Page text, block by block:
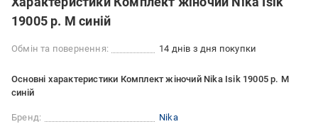
19005 р. M синій
Обмін та повернення: 14 днів з дня покупки
Основні характеристики Комплект жіночий Nika Isik 19005 р. M
синій
Бренд:
Nika